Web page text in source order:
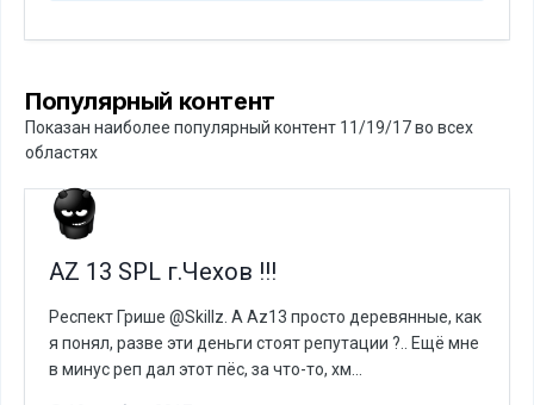
Популярный контент
Показан наиболее популярный контент 11/19/17 во всех
областях
AZ 13 SPL г.Чехов !!!
Респект Грише @Skillz. А Az13 просто деревянные, как
я понял, разве эти деньги стоят репутации ?.. Ещё мне
в минус реп дал этот пёс, за что-то, хм...